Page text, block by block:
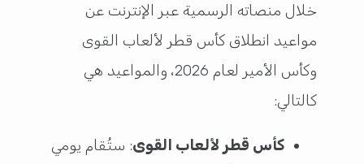
خلال منصاته الرسمية عبر الإنترنت عن
مواعيد انطلاق كأس قطر لألعاب القوى
وكأس الأمير لعام 2026، والمواعيد هي
كالتالي:
كأس قطر لألعاب القوى: ستُقام يومي